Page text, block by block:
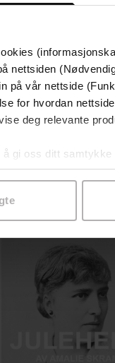
nettsiden
på vår nettside
for hvordan
deg relevante
å gi oss ditt
ved å klikke på
159,-
Afkom
EBOK